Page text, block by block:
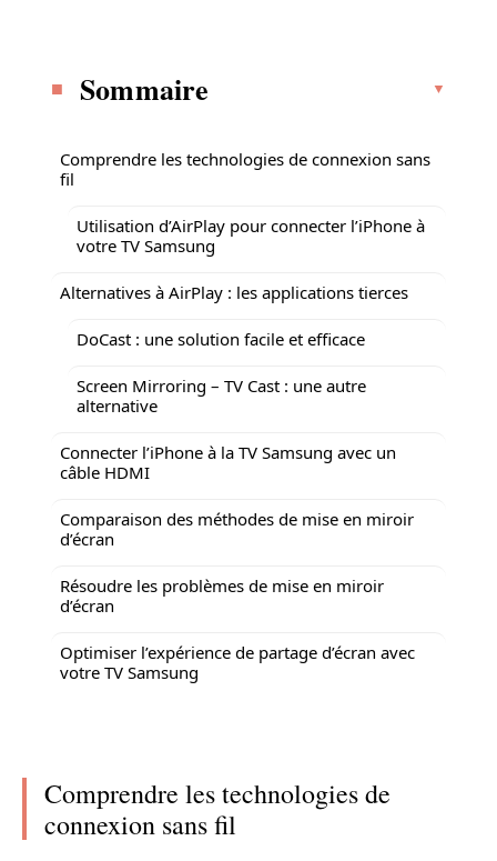
Sommaire
Comprendre les technologies de connexion sans
fil
Utilisation d’AirPlay pour connecter l’iPhone à
votre TV Samsung
Alternatives à AirPlay : les applications tierces
DoCast : une solution facile et efficace
Screen Mirroring – TV Cast : une autre
alternative
Connecter l’iPhone à la TV Samsung avec un
câble HDMI
Comparaison des méthodes de mise en miroir
d’écran
Résoudre les problèmes de mise en miroir
d’écran
Optimiser l’expérience de partage d’écran avec
votre TV Samsung
Comprendre les technologies de
connexion sans fil